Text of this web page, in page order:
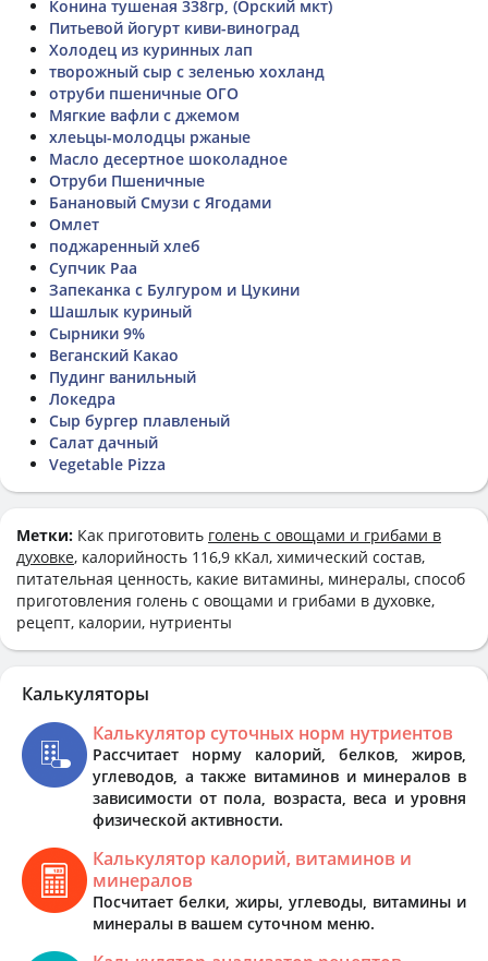
Конина тушеная 338гр, (Орский мкт)
Питьевой йогурт киви-виноград
Холодец из куринных лап
творожный сыр с зеленью хохланд
отруби пшеничные ОГО
Мягкие вафли с джемом
хлеьцы-молодцы ржаные
Масло десертное шоколадное
Отруби Пшеничные
Банановый Смузи с Ягодами
Омлет
поджаренный хлеб
Супчик Раа
Запеканка с Булгуром и Цукини
Шашлык куриный
Сырники 9%
Веганский Какао
Пудинг ванильный
Локедра
Сыр бургер плавленый
Салат дачный
Vegetable Pizza
Метки: Как приготовить голень с овощами и грибами в
духовке, калорийность 116,9 кКал, химический состав,
питательная ценность, какие витамины, минералы, способ
приготовления голень с овощами и грибами в духовке,
рецепт, калории, нутриенты
Калькуляторы
Калькулятор суточных норм нутриентов
Рассчитает норму калорий, белков, жиров,
углеводов, а также витаминов и минералов в
зависимости от пола, возраста, веса и уровня
физической активности.
Калькулятор калорий, витаминов и
минералов
Посчитает белки, жиры, углеводы, витамины и
минералы в вашем суточном меню.